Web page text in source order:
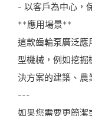
- 以客戶為中心，
**應用場景**
這款齒輪泵廣泛應
型機械，例如挖
決方案的建築、農
---
如果您需要更簡潔